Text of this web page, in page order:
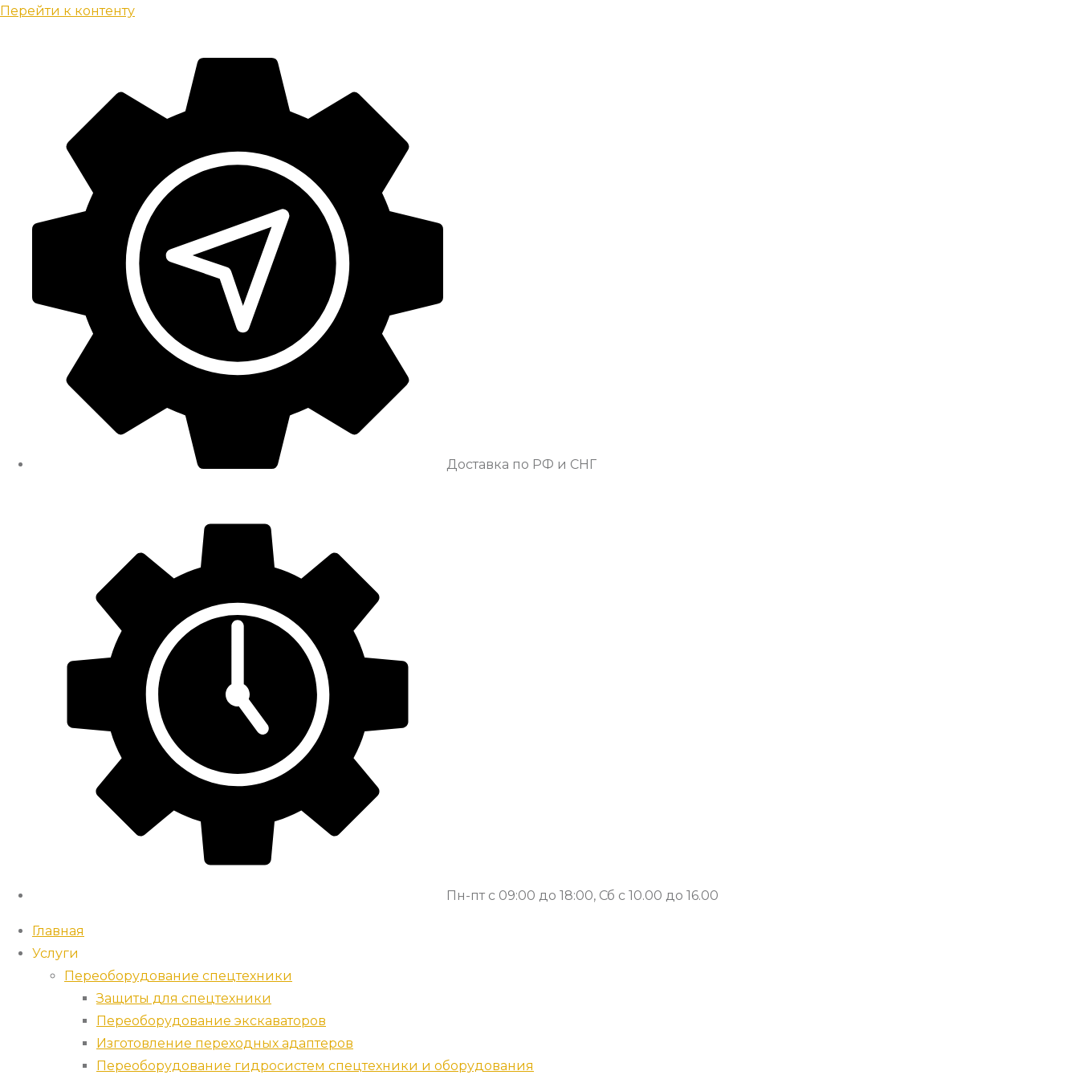
Перейти к контенту
Доставка по РФ и СНГ
Пн-пт с 09:00 до 18:00, Сб с 10.00 до 16.00
Главная
Услуги
Переоборудование спецтехники
Защиты для спецтехники
Переоборудование экскаваторов
Изготовление переходных адаптеров
Переоборудование гидросистем спецтехники и оборудования